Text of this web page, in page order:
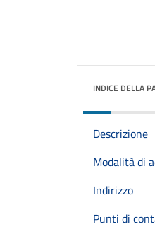
INDICE DELLA
Descrizione
Modalità di
Indirizzo
Punti di